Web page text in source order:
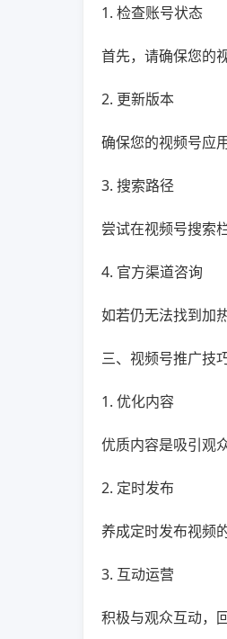
1. 检查账号状态
首先，请确保您的
2. 更新版本
确保您的视频号应
3. 搜索路径
尝试在视频号搜索
4. 官方渠道咨询
如若仍无法找到加
三、视频号推广技
1. 优化内容
优质内容是吸引观
2. 定时发布
养成定时发布视频
3. 互动运营
积极与观众互动，